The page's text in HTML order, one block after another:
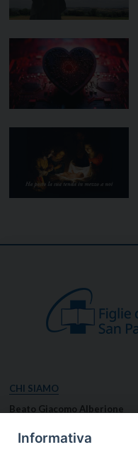
CHI SIAMO
Beato Giacomo Alberione
Informativa